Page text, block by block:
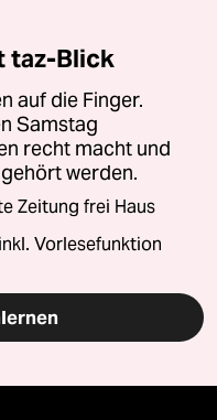
taz-Blick
auf die Finger.
Samstag
recht macht und
werden.
Zeitung frei Haus
Vorlesefunktion